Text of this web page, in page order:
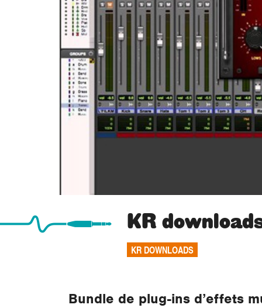
KR
KR DOWNLOADS
Bundle de plug-ins d’effets